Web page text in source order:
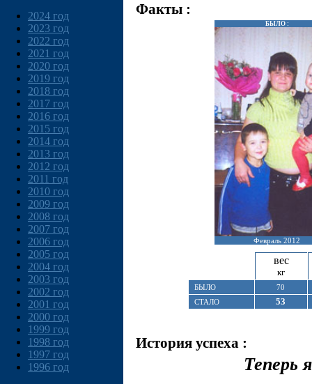
2024 год
2023 год
2022 год
2021 год
2020 год
2019 год
2018 год
2017 год
2016 год
2015 год
2014 год
2013 год
2012 год
2011 год
2010 год
2009 год
2008 год
2007 год
2006 год
2005 год
2004 год
2003 год
2002 год
2001 год
2000 год
1999 год
1998 год
1997 год
1996 год
Факты :
БЫЛО :
Февраль 2012
вес
кг
БЫЛО
70
СТАЛО
53
История успеха :
Теперь